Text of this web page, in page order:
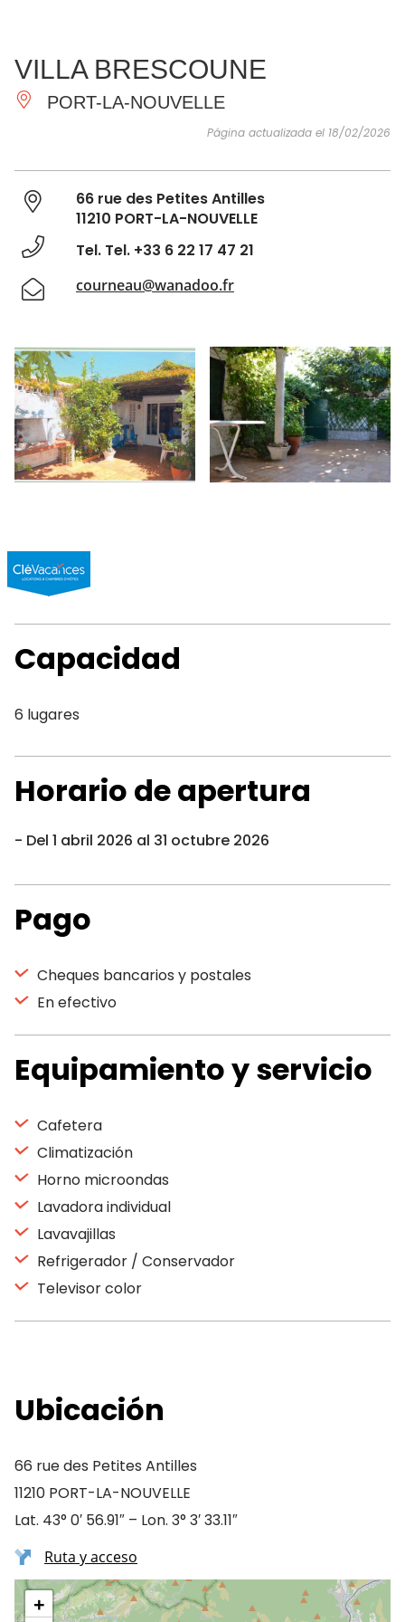
IMPRESCINDIBLES
HACER
INSPIRACIONES
VILLA BRESCOUNE
PORT-LA-NOUVELLE
Página actualizada el 18/02/2026
66 rue des Petites Antilles
11210 PORT-LA-NOUVELLE
Tel. Tel. +33 6 22 17 47 21
courneau@wanadoo.fr
Capacidad
6 lugares
Horario de apertura
Del 1 abril 2026 al 31 octubre 2026
Pago
Cheques bancarios y postales
En efectivo
Equipamiento y servicio
Cafetera
Climatización
Horno microondas
Lavadora individual
Lavavajillas
Refrigerador / Conservador
Televisor color
Ubicación
66 rue des Petites Antilles
11210 PORT-LA-NOUVELLE
Lat. 43° 0′ 56.91″ – Lon. 3° 3′ 33.11″
Ruta y acceso
+